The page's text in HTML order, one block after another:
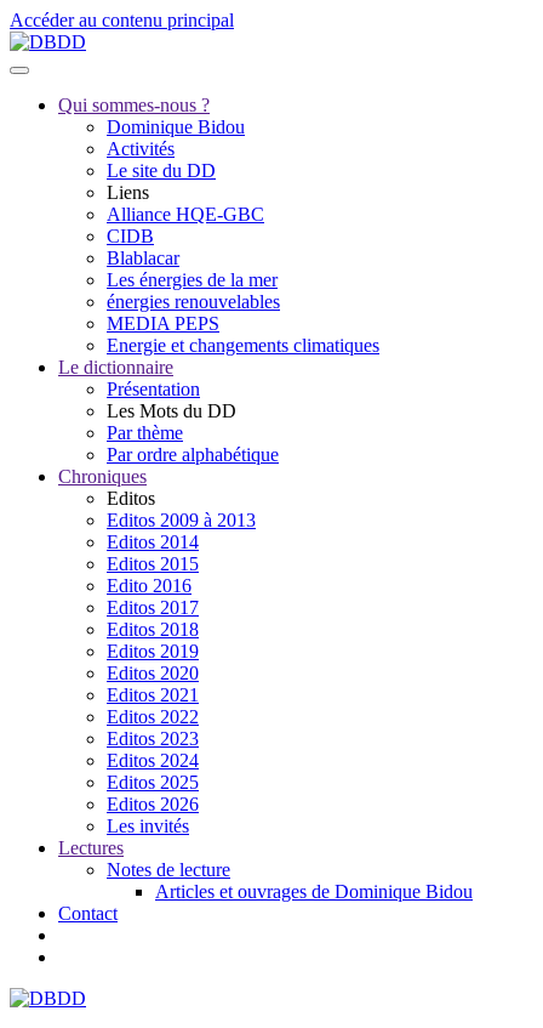
Accéder au contenu principal
Qui sommes-nous ?
Dominique Bidou
Activités
Le site du DD
Liens
Alliance HQE-GBC
CIDB
Blablacar
Les énergies de la mer
énergies renouvelables
MEDIA PEPS
Energie et changements climatiques
Le dictionnaire
Présentation
Les Mots du DD
Par thème
Par ordre alphabétique
Chroniques
Editos
Editos 2009 à 2013
Editos 2014
Editos 2015
Edito 2016
Editos 2017
Editos 2018
Editos 2019
Editos 2020
Editos 2021
Editos 2022
Editos 2023
Editos 2024
Editos 2025
Editos 2026
Les invités
Lectures
Notes de lecture
Articles et ouvrages de Dominique Bidou
Contact